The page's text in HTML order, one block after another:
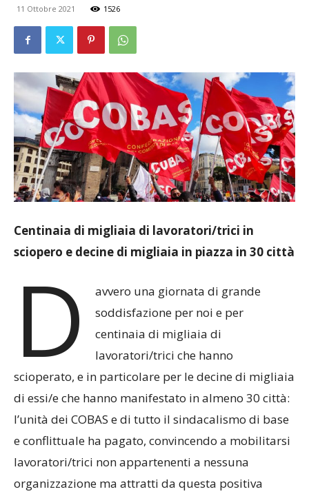
11 Ottobre 2021 1526
Centinaia di migliaia di lavoratori/trici in
sciopero e decine di migliaia in piazza in 30 città
D
avvero una giornata di grande
soddisfazione per noi e per
centinaia di migliaia di
lavoratori/trici che hanno
scioperato, e in particolare per le decine di migliaia
di essi/e che hanno manifestato in almeno 30 città:
l’unità dei COBAS e di tutto il sindacalismo di base
e conflittuale ha pagato, convincendo a mobilitarsi
lavoratori/trici non appartenenti a nessuna
organizzazione ma attratti da questa positiva